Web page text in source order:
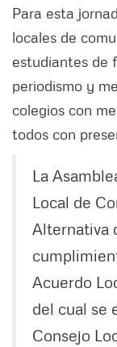
Para esta
locales de
estudiantes de
periodismo y
colegios con
todos con
La
Local de
Alternativa
Acuerdo
del cual se
Consejo